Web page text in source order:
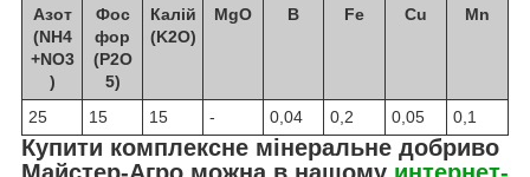
Азот
(NH4
+NO3
)
Фос
фор
(P2O
5)
Калій
(K2O)
MgO B Fe Cu Mn
25 15 15 - 0,04 0,2 0,05 0,1
Купити комплексне мінеральне добриво